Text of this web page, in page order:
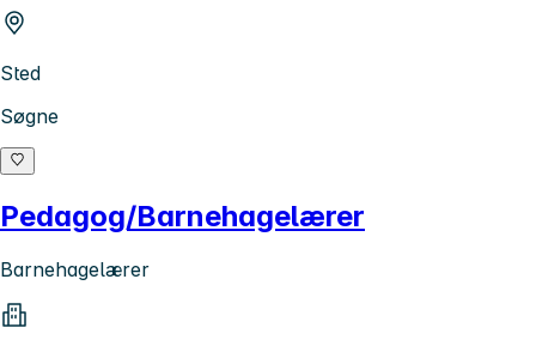
Sted
Søgne
Pedagog/Barnehagelærer
Barnehagelærer